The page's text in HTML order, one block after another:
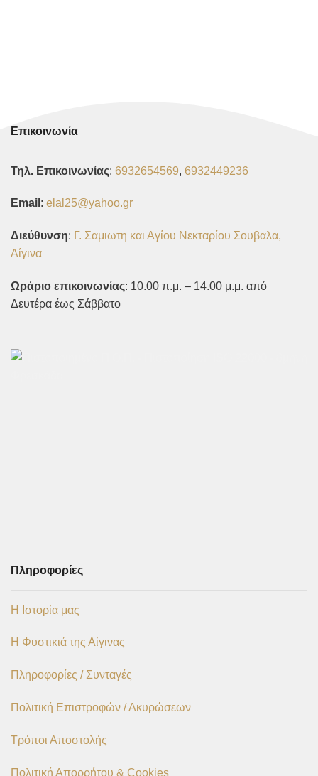
Επικοινωνία
Τηλ. Επικοινωνίας: 6932654569, 6932449236
Email : elal25@yahoo.gr
Διεύθυνση: Γ. Σαμιωτη και Αγίου Νεκταρίου Σουβαλα,
Αίγινα
Ωράριο επικοινωνίας: 10.00 π.μ. – 14.00 μ.μ. από
Δευτέρα έως Σάββατο
Πληροφορίες
Η Ιστορία μας
Η Φυστικιά της Αίγινας
Πληροφορίες / Συνταγές
Πολιτική Επιστροφών / Ακυρώσεων
Τρόποι Αποστολής
Πολιτική Απορρήτου & Cookies